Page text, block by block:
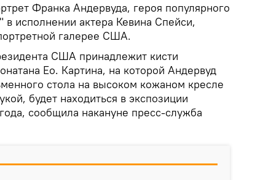
Франка Андервуда, героя популярного
исполнении актера Кевина Спейси,
галерее США.
США принадлежит кисти
Ео. Картина, на которой Андервуд
стола на высоком кожаном кресле
будет находиться в экспозиции
сообщила накануне пресс-служба